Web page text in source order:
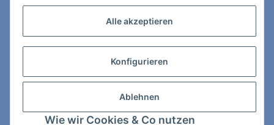
Alle akzeptieren
Konfigurieren
Ablehnen
Wie wir Cookies & Co nutzen
ChessWare Schachversand